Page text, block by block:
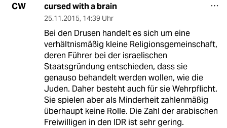
CW cursed with a brain
25.11.2015, 14:39 Uhr
Bei den Drusen handelt es sich um eine
verhältnismäßig kleine Religionsgemeinschaft,
deren Führer bei der israelischen
Staatsgründung entschieden, dass sie
genauso behandelt werden wollen, wie die
Juden. Daher besteht auch für sie Wehrpflicht.
Sie spielen aber als Minderheit zahlenmäßig
überhaupt keine Rolle. Die Zahl der arabischen
Freiwilligen in den IDR ist sehr gering.